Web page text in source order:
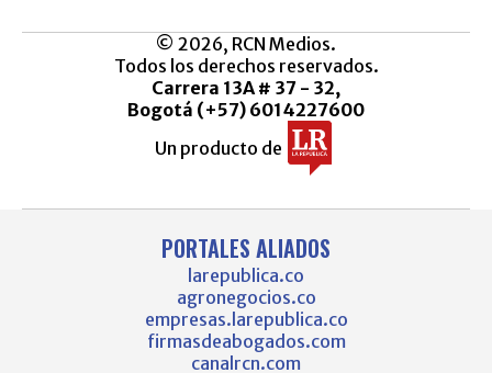
© 2026, RCN Medios.
Todos los derechos reservados.
Carrera 13A # 37 - 32,
Bogotá (+57) 6014227600
Un producto de
PORTALES ALIADOS
larepublica.co
agronegocios.co
empresas.larepublica.co
firmasdeabogados.com
canalrcn.com